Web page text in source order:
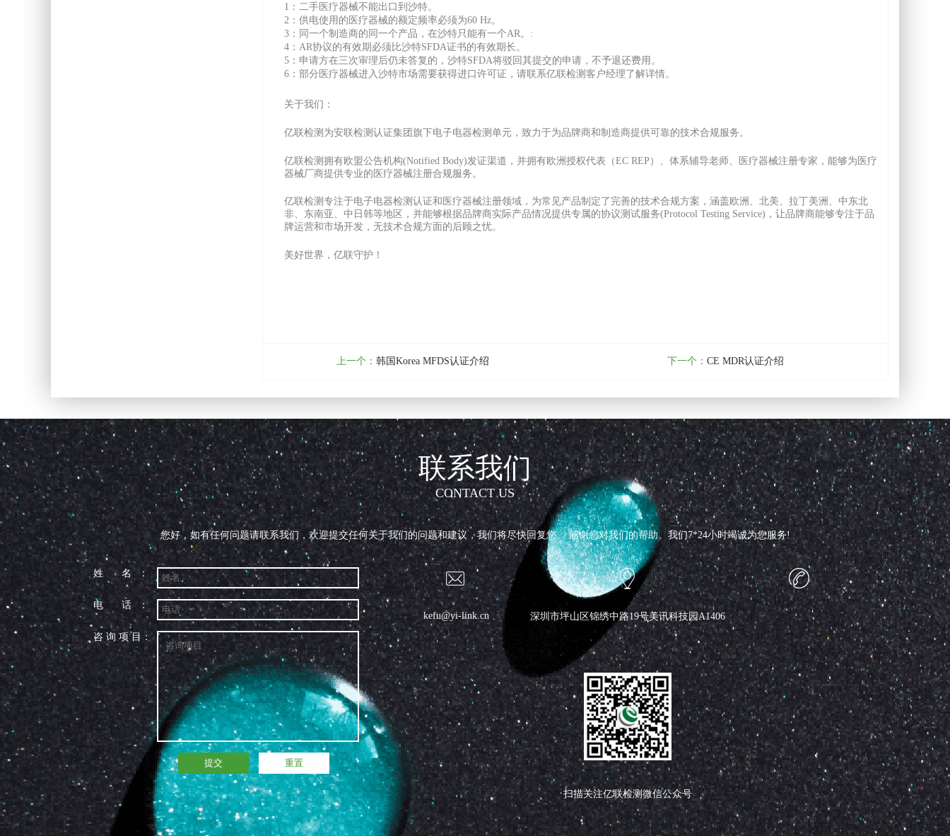
1：二手医疗器械不能出口到沙特。
2：供电使用的医疗器械的额定频率必须为60 Hz。
3：同一个制造商的同一个产品，在沙特只能有一个AR。:
4：AR协议的有效期必须比沙特SFDA证书的有效期长。
5：申请方在三次审理后仍未答复的，沙特SFDA将驳回其提交的申请，不予退还费用。
6：部分医疗器械进入沙特市场需要获得进口许可证，请联系亿联检测客户经理了解详情。
关于我们：
亿联检测为安联检测认证集团旗下电子电器检测单元，致力于为品牌商和制造商提供可靠的技术合规服务。
亿联检测拥有欧盟公告机构(Notified Body)发证渠道，并拥有欧洲授权代表（EC REP）、体系辅导老师、医疗器械注册专家，能够为医疗
器械厂商提供专业的医疗器械注册合规服务。
亿联检测专注于电子电器检测认证和医疗器械注册领域，为常见产品制定了完善的技术合规方案，涵盖欧洲、北美、拉丁美洲、中东北
非、东南亚、中日韩等地区，并能够根据品牌商实际产品情况提供专属的协议测试服务(Protocol Testing Service)，让品牌商能够专注于品
牌运营和市场开发，无技术合规方面的后顾之忧。
美好世界，亿联守护！
上一个：韩国Korea MFDS认证介绍 下一个： CE MDR认证介绍
联系我们
CONTACT US
您好，如有任何问题请联系我们，欢迎提交任何关于我们的问题和建议，我们将尽快回复您。 感谢您对我们的帮助。我们7*24小时竭诚为您服务!
姓 名：
电 话：
咨 询 项 目：
提交 重置
kefu@yi-link.cn 深圳市坪山区锦绣中路19号美讯科技园A1406
扫描关注亿联检测微信公众号